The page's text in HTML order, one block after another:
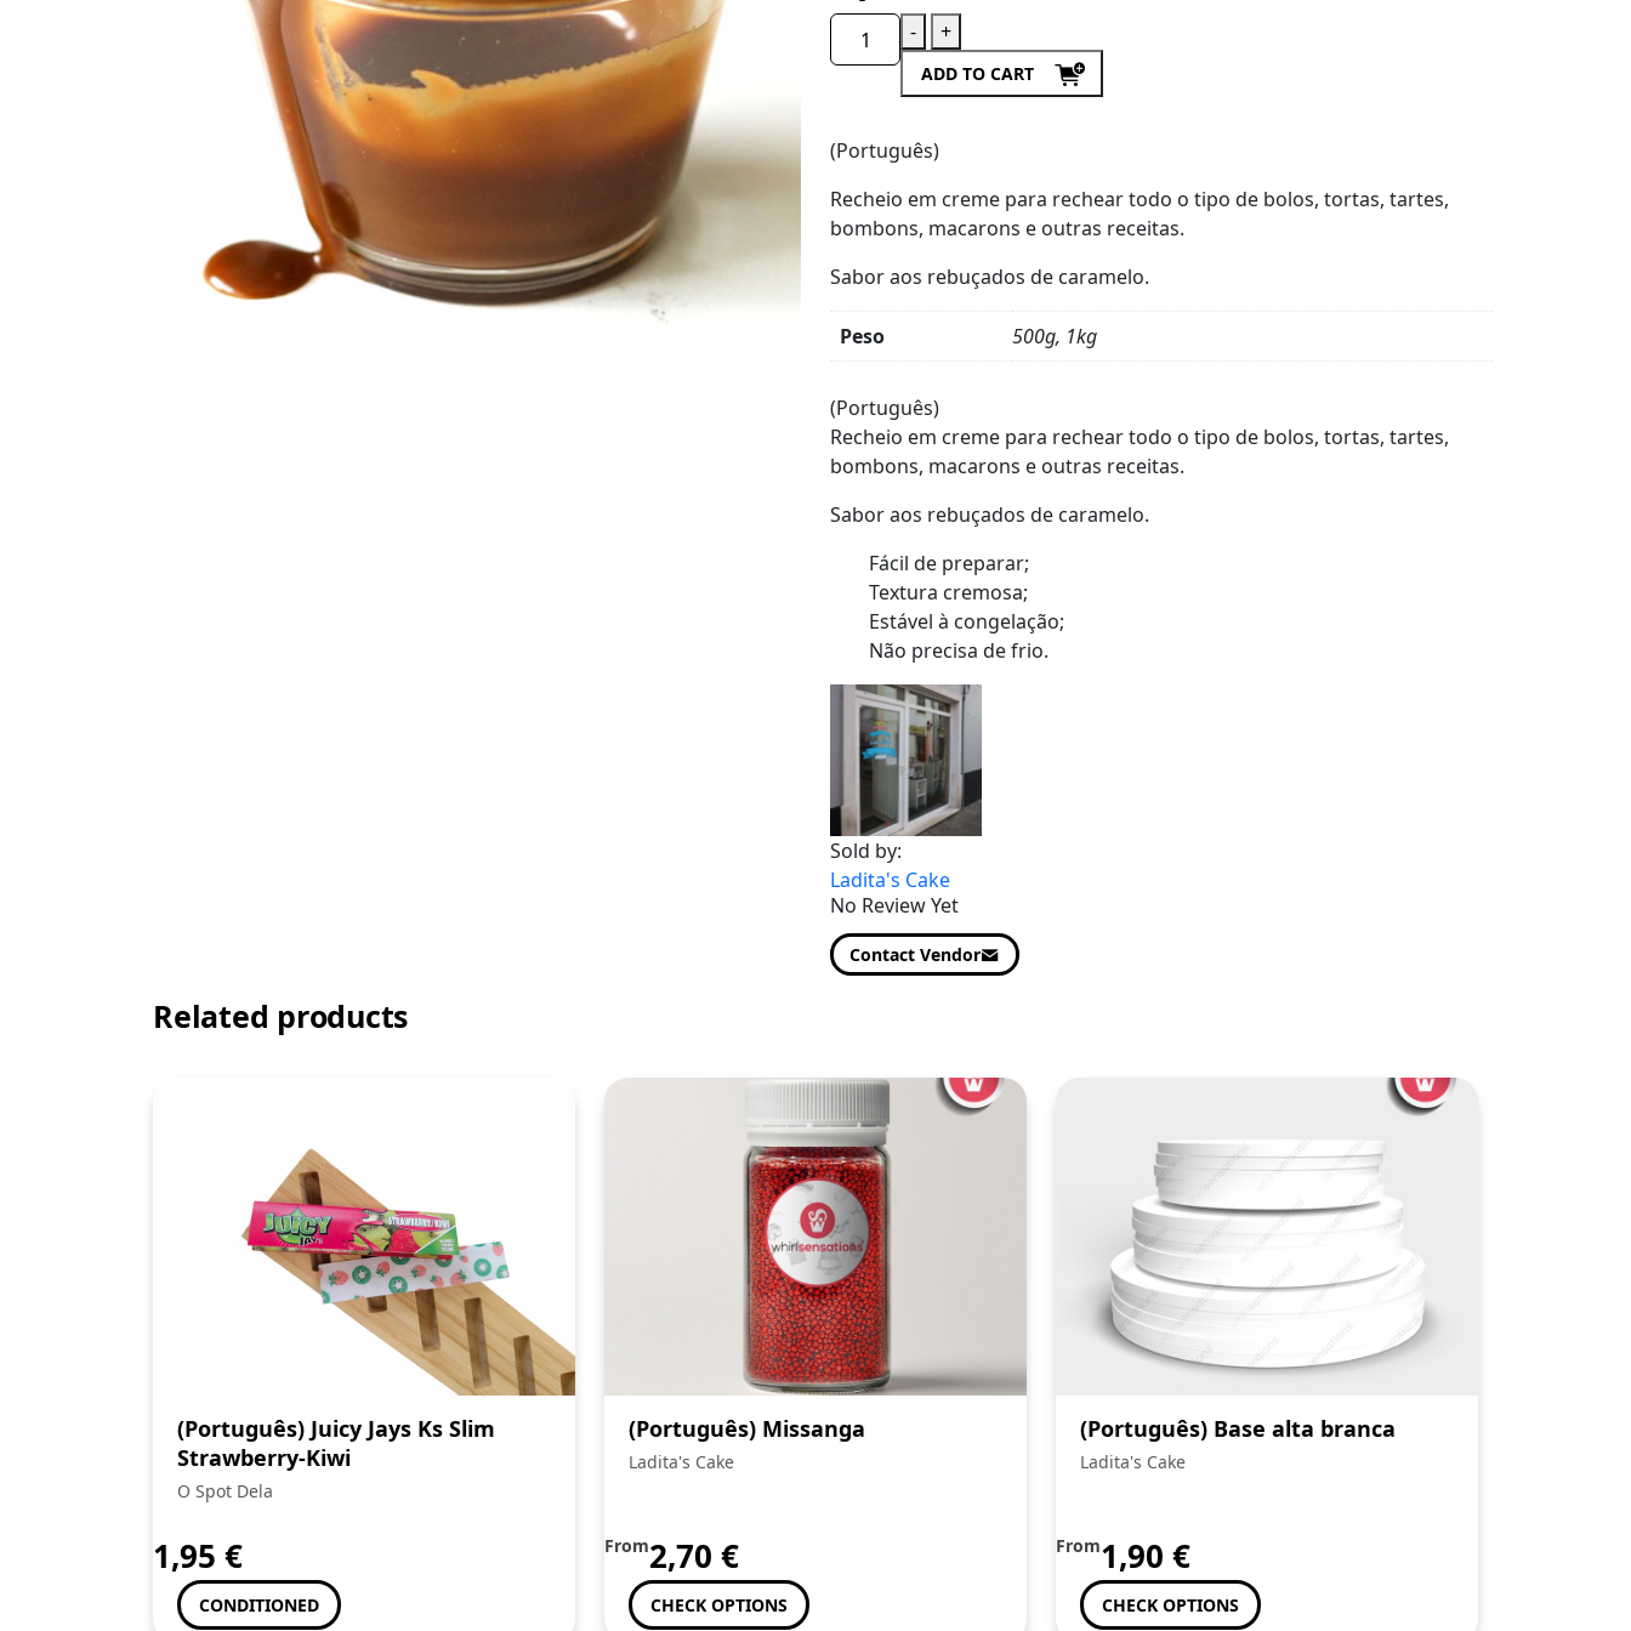
- +
ADD TO CART
(Português)
Recheio em creme para rechear todo o tipo de bolos, tortas, tartes,
bombons, macarons e outras receitas.
Sabor aos rebuçados de caramelo.
Peso
500g, 1kg
Details
(Português)
Recheio em creme para rechear todo o tipo de bolos, tortas, tartes,
bombons, macarons e outras receitas.
Sabor aos rebuçados de caramelo.
Fácil de preparar;
Textura cremosa;
Estável à congelação;
Não precisa de frio.
Sold by:
Ladita's Cake
No Review Yet
Contact Vendor
Related products
(Português) Juicy Jays Ks Slim
Strawberry-Kiwi
O Spot Dela
1,95 €
CONDITIONED
(Português) Missanga
Ladita's Cake
From2,70 €
CHECK OPTIONS
(Português) Base alta branca
Ladita's Cake
From1,90 €
CHECK OPTIONS